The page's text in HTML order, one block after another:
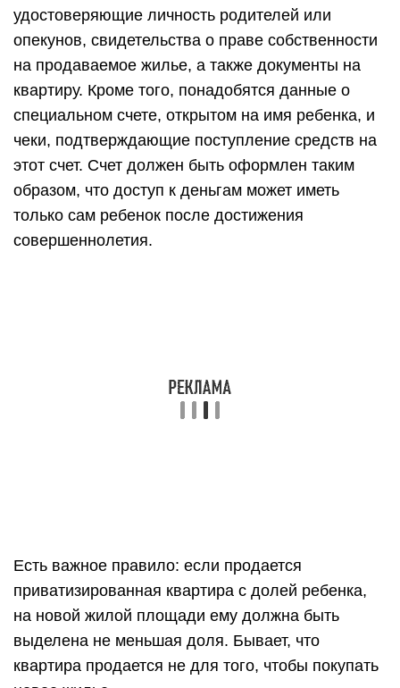
удостоверяющие личность родителей или
опекунов, свидетельства о праве собственности
на продаваемое жилье, а также документы на
квартиру. Кроме того, понадобятся данные о
специальном счете, открытом на имя ребенка, и
чеки, подтверждающие поступление средств на
этот счет. Счет должен быть оформлен таким
образом, что доступ к деньгам может иметь
только сам ребенок после достижения
совершеннолетия.
Есть важное правило: если продается
приватизированная квартира с долей ребенка,
на новой жилой площади ему должна быть
выделена не меньшая доля. Бывает, что
квартира продается не для того, чтобы покупать